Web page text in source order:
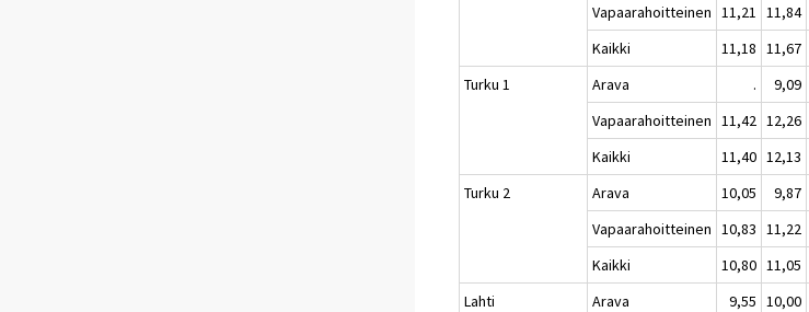
Vapaarahoitteinen 11,21 11,84
Kaikki
11,18 11,67
Turku 1
Arava . 9,09
Vapaarahoitteinen 11,42 12,26
Kaikki
11,40 12,13
Turku 2
Arava 10,05 9,87
Vapaarahoitteinen 10,83 11,22
Kaikki
10,80 11,05
Lahti
Arava 9,55 10,00